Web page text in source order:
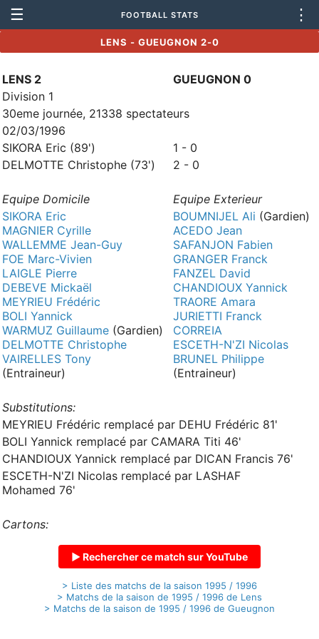
☰ FOOTBALL STATS ⋮
LENS - GUEUGNON 2-0
LENS 2
GUEUGNON 0
Division 1
30eme journée, 21338 spectateurs
02/03/1996
SIKORA Eric (89')
1 - 0
DELMOTTE Christophe (73')
2 - 0
Equipe Domicile
Equipe Exterieur
SIKORA Eric
MAGNIER Cyrille
WALLEMME Jean-Guy
FOE Marc-Vivien
LAIGLE Pierre
DEBEVE Mickaël
MEYRIEU Frédéric
BOLI Yannick
WARMUZ Guillaume (Gardien)
DELMOTTE Christophe
VAIRELLES Tony
(Entraineur)
BOUMNIJEL Ali (Gardien)
ACEDO Jean
SAFANJON Fabien
GRANGER Franck
FANZEL David
CHANDIOUX Yannick
TRAORE Amara
JURIETTI Franck
CORREIA
ESCETH-N'ZI Nicolas
BRUNEL Philippe
(Entraineur)
Substitutions:
MEYRIEU Frédéric remplacé par DEHU Frédéric 81'
BOLI Yannick remplacé par CAMARA Titi 46'
CHANDIOUX Yannick remplacé par DICAN Francis 76'
ESCETH-N'ZI Nicolas remplacé par LASHAF
Mohamed 76'
Cartons:
▶ Rechercher ce match sur YouTube
> Liste des matchs de la saison 1995 / 1996
> Matchs de la saison de 1995 / 1996 de Lens
> Matchs de la saison de 1995 / 1996 de Gueugnon